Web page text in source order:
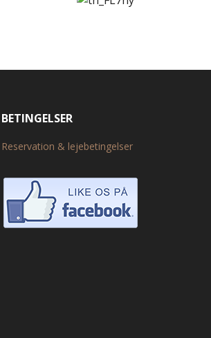
BETINGELSER
Reservation & lejebetingelser